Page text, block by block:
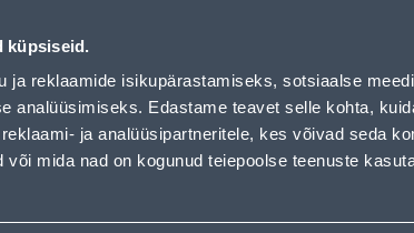
küpsiseid.
ja reklaamide isikupärastamiseks, sotsiaalse
analüüsimiseks. Edastame teavet selle kohta,
ja analüüsipartneritele, kes võivad seda
või mida nad on kogunud teiepoolse teenuste
- Bauhof has loaded
Обслуживание частных клиентов Услуги
ПОИСК